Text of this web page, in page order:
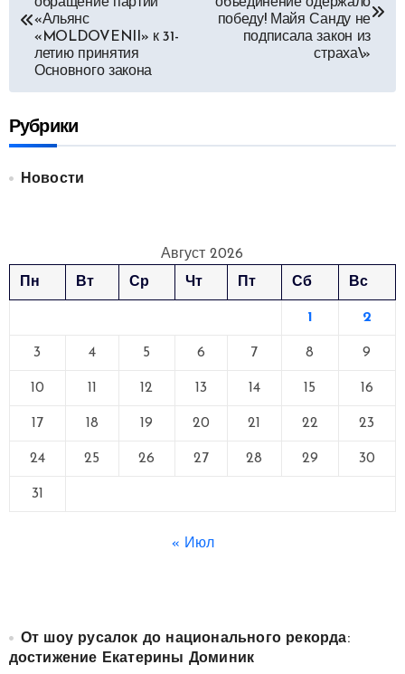
записям
«Альянс
«MOLDOVENII» к 31-
летию принятия
Основного закона
победу! Майя Санду не
подписала закон из
страха\»
Рубрики
Новости
Август 2026
Пн
Вт Ср Чт Пт Сб Вс
1 2
3 4 5 6 7 8 9
10 11 12 13 14 15 16
17 18 19 20 21 22 23
24 25 26 27 28 29 30
31
« Июл
От шоу русалок до национального рекорда:
достижение Екатерины Доминик